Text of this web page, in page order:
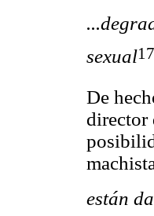
sexual17
De
director
están